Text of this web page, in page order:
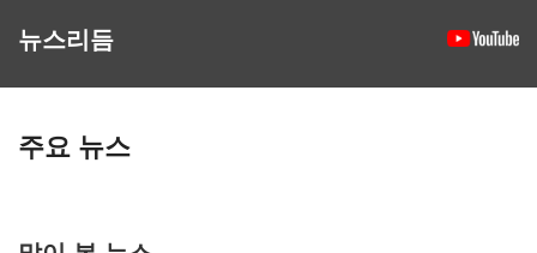
뉴스리듬
주요 뉴스